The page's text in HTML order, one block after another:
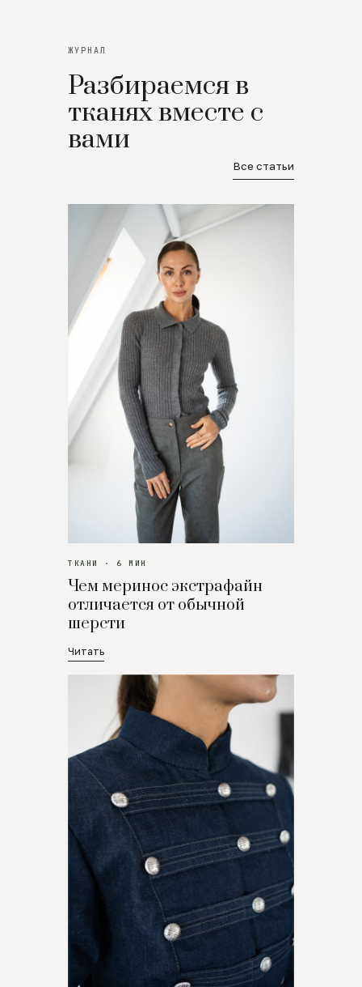
ЖУРНАЛ
Разбираемся в
тканях вместе с
вами
Все статьи
ТКАНИ · 6 МИН
Чем меринос экстрафайн
отличается от обычной
шерсти
Читать